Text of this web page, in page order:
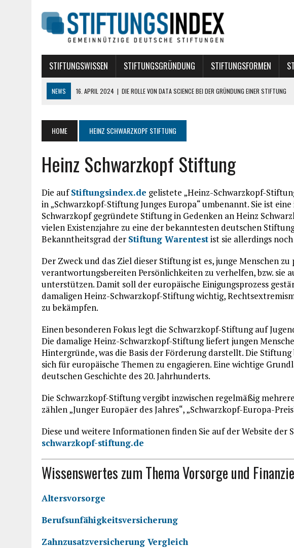
STIFTUNGSWISSEN STIFTUNGSGRÜNDUNG STIFTUNGSFORMEN
NEWS 16. APRIL 2024 | DIE ROLLE VON DATA SCIENCE BEI DER GRÜNDUNG EINER STIFTUNG
10. AUGUST 2018 | TREUHANDSTIFTUNGEN
7. AUGUST 2018
POLITISCHE STIFTUNGEN
HOME HEINZ SCHWARZKOPF STIFTUNG
Heinz Schwarzkopf Stiftung
Die aufStiftungsindex.de gelistete „Heinz-Schwarzkopf-
in „Schwarzkopf-Stiftung Junges Europa“ umbenannt. Sie ist
Schwarzkopf gegründete Stiftung in Gedenken an Heinz
vielen Existenzjahre zu eine der bekanntesten deutschen
Bekanntheitsgrad der Stiftung Warentestist sie allerdings
Der Zweck und das Ziel dieser Stiftung ist es, junge Menschen
verantwortungsbereiten Persönlichkeiten zu verhelfen, bzw. sie
unterstützen. Damit soll der europäische Einigungsprozess
damaligen Heinz-Schwarzkopf-Stiftung wichtig,
zu bekämpfen.
Einen besonderen Fokus legt die Schwarzkopf-Stiftung auf
Die damalige Heinz-Schwarzkopf-Stiftung liefert jungen
Hintergründe, was die Basis der Förderung darstellt. Die
sich für europäische Themen zu engagieren. Eine wichtige
deutschen Geschichte des 20. Jahrhunderts.
Die Schwarzkopf-Stiftung vergibt inzwischen regelmäßig
zählen „Junger Europäer des Jahres“, „Schwarzkopf-Europa-
Diese und weitere Informationen finden Sie auf der Website der
schwarzkopf-stiftung.de
Wissenswertes zum Thema Vorsorge und
Altersvorsorge
Berufsunfähigkeitsversicherung
Zahnzusatzversicherung Vergleich